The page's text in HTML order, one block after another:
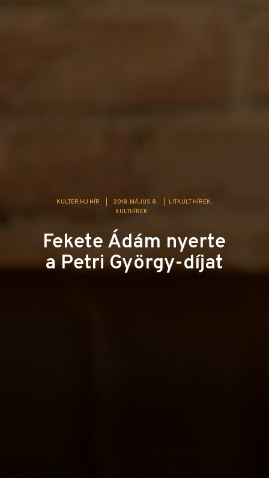
KULTER.HU HÍR 2018. MÁJUS 8.
LITKULT HÍREK
KULTHÍREK
Fekete Ádám nyerte
a Petri György-díjat